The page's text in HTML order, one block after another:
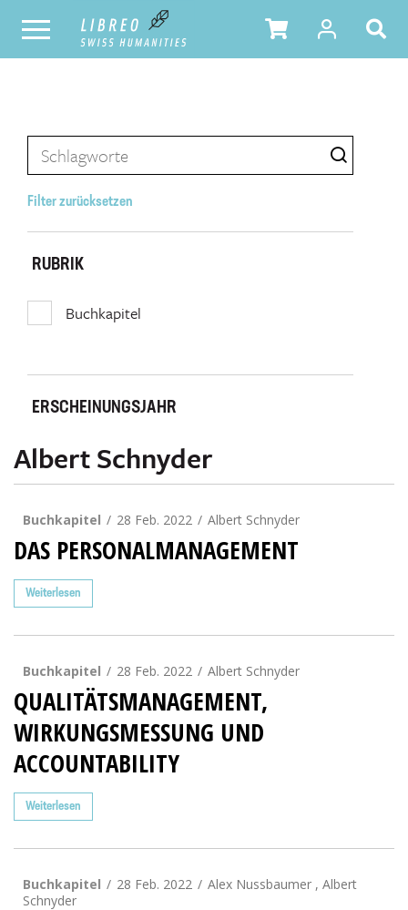
Filter zurücksetzen
RUBRIK
Buchkapitel
ERSCHEINUNGSJAHR
Albert Schnyder
Buchkapitel 28 Feb. 2022 Albert Schnyder
DAS PERSONALMANAGEMENT
Weiterlesen
Buchkapitel 28 Feb. 2022 Albert Schnyder
QUALITÄTSMANAGEMENT,
WIRKUNGSMESSUNG UND
ACCOUNTABILITY
Weiterlesen
Buchkapitel 28 Feb. 2022
Alex Nussbaumer , Albert
Schnyder